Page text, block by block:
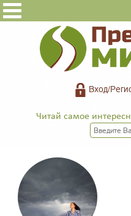
Вход/
Читай самое